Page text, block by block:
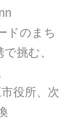
ドのまち
挑む、
役所、次